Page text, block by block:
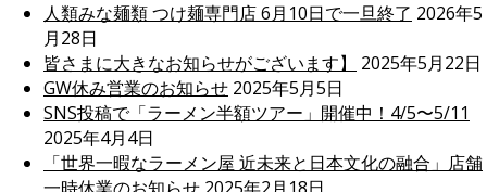
人類みな麺類 つけ麺専門店 6月10日で一旦終了 2026年5
月28日
皆さまに大きなお知らせがございます】
2025年5月22日
GW休み営業のお知らせ 2025年5月5日
SNS投稿で「ラーメン半額ツアー」開催中！4/5〜5/11
2025年4月4日
「世界一暇なラーメン屋 近未来と日本文化の融合」店舗